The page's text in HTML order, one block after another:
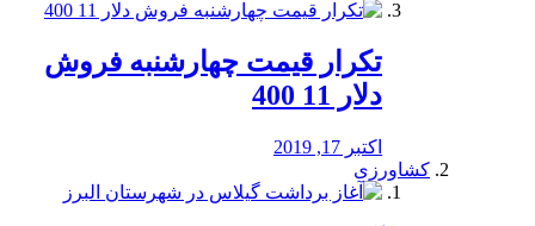
تکرار قیمت چهارشنبه فروش
دلار 11 400
اکتبر 17, 2019
کشاورزی